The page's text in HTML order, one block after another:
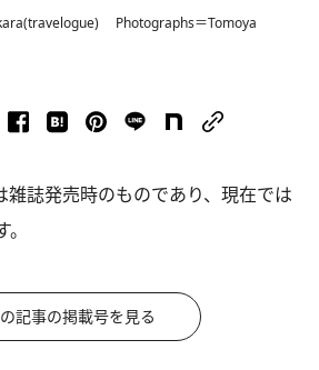
Photographs＝Tomoya
誌発売時のものであり、現在では
記事の掲載号を見る